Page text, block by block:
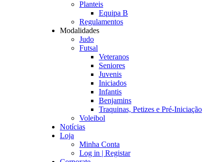
Planteis
Equipa B
Regulamentos
Modalidades
Judo
Futsal
Veteranos
Seniores
Juvenis
Iniciados
Infantis
Benjamins
Traquinas, Petizes e Pré-Iniciação
Voleibol
Notícias
Loja
Minha Conta
Log in | Registar